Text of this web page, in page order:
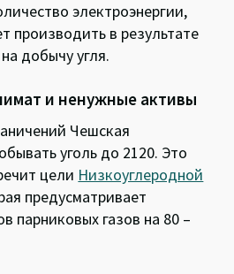
электроэнергии,
производить в результате
добычу угля.
и ненужные активы
Чешская
уголь до 2120. Это
цели Низкоуглеродной
предусматривает
парниковых газов на 80 –